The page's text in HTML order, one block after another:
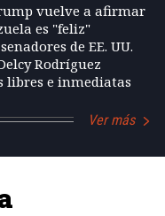
vuelve a afirmar
es "feliz"
de EE. UU.
Rodríguez
libres e inmediatas
Ver más